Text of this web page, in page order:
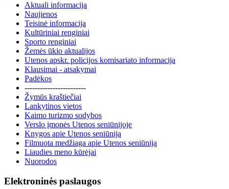
Aktuali informacija
Naujienos
Teisinė informacija
Kultūriniai renginiai
Sporto renginiai
Žemės ūkio aktualijos
Utenos apskr. policijos komisariato informacija
Klausimai - atsakymai
Padėkos
------------------------
Žymūs kraštiečiai
Lankytinos vietos
Kaimo turizmo sodybos
Verslo įmonės Utenos seniūnijoje
Knygos apie Utenos seniūniją
Filmuota medžiaga apie Utenos seniūniją
Liaudies meno kūrėjai
Nuorodos
Elektroninės paslaugos